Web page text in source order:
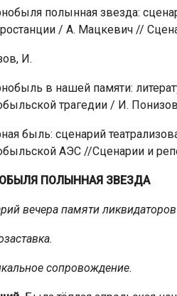
полынная звезда:
/ А. Мацкевич //
И.
в нашей памяти:
трагедии / И.
быль: сценарий
АЭС //Сценарии и
ПОЛЫННАЯ ЗВЕЗДА
вечера памяти
ка.
сопровождение.